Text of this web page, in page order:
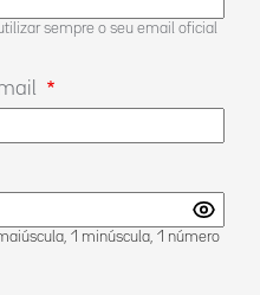
sempre o seu email oficial
1 minúscula, 1 número